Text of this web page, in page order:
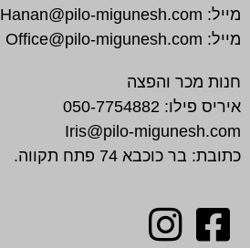
מייל: Hanan@pilo-migunesh.com
מייל: Office@pilo-migunesh.com
חנות מכר והפצה
איריס פילו: 050-7754882
Iris@pilo-migunesh.com
כתובת: בר כוכבא 74 פתח תקווה.